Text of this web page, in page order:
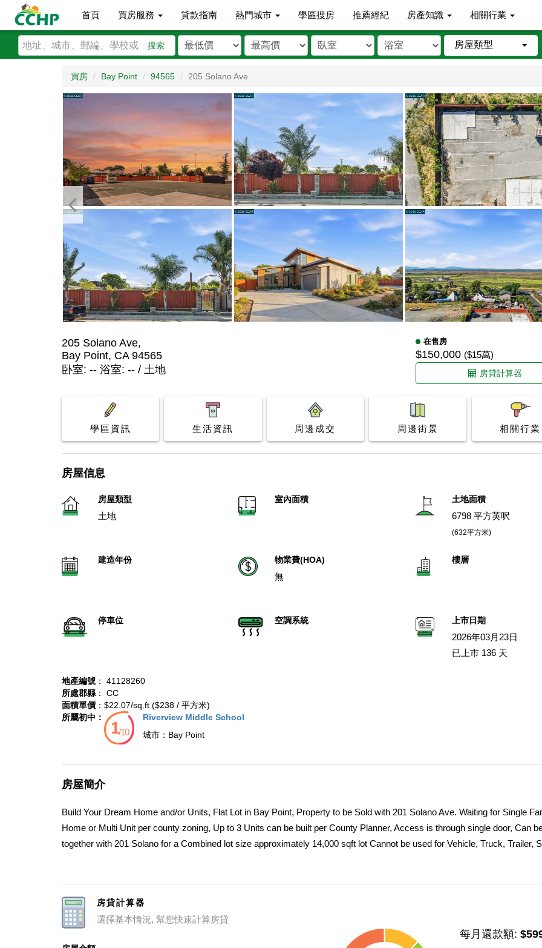
首頁 買房服務 貸款指南 熱門城市 學區搜房 推薦經紀 房產知識 相關行業
搜索 房屋類型
買房 Bay Point 94565 205 Solano Ave
205 Solano Ave,
Bay Point, CA 94565
在售房
$150,000 ($15萬)
卧室: -- 浴室: -- / 土地 房貸計算器
學區資訊 生活資訊 周邊成交 周邊街景 相關行業
房屋信息
房屋類型
土地
室內面積
土地面積
6798 平方英呎
(632平方米)
建造年份
物業費(HOA)
無
樓層
停車位 空調系統
上市日期
2026年03月23日
已上市 136 天
地產編號 ： 41128260
所處郡縣 ： CC
面積單價 ：$22.07/sq.ft ($238 / 平方米)
所屬初中：
Riverview Middle School
城市： Bay Point
房屋簡介
Build Your Dream Home and/or Units, Flat Lot in Bay Point, Property to be Sold with 201 Solano Ave. Waiting for Single
Home or Multi Unit per county zoning, Up to 3 Units can be built per County Planner, Access is through single door, Can
together with 201 Solano for a Combined lot size approximately 14,000 sqft lot Cannot be used for Vehicle, Truck, Trailer,
房貸計算器
選擇基本情況, 幫您快速計算房貸
每月還款額: